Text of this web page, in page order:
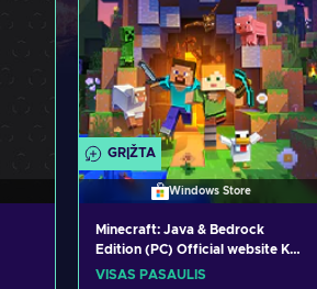
GRĮŽTA
Windows Store
Minecraft: Java & Bedrock
Edition (PC) Official website Key
GLOBAL
VISAS PASAULIS